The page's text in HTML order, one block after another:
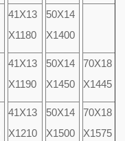
41X13
X1180
50X14
X1400
41X13
X1190
50X14
X1450
70X18
X1445
41X13
X1210
50X14
X1500
70X18
X1575